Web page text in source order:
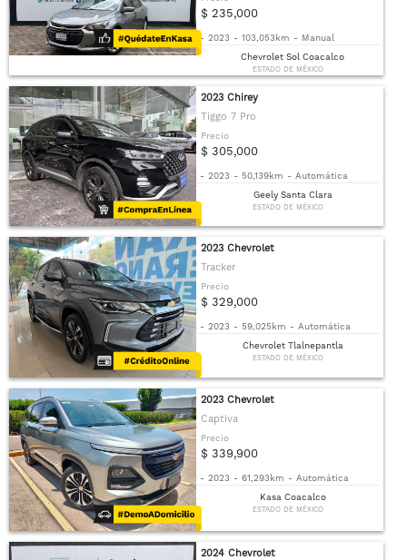
$ 235,000
- 2023 - 103,053km - Manual
Chevrolet Sol Coacalco
ESTADO DE MÉXICO
2023 Chirey
Tiggo 7 Pro
Precio
$ 305,000
- 2023 - 50,139km - Automática
Geely Santa Clara
ESTADO DE MÉXICO
2023 Chevrolet
Tracker
Precio
$ 329,000
- 2023 - 59,025km - Automática
Chevrolet Tlalnepantla
ESTADO DE MÉXICO
2023 Chevrolet
Captiva
Precio
$ 339,900
- 2023 - 61,293km - Automática
Kasa Coacalco
ESTADO DE MÉXICO
2024 Chevrolet